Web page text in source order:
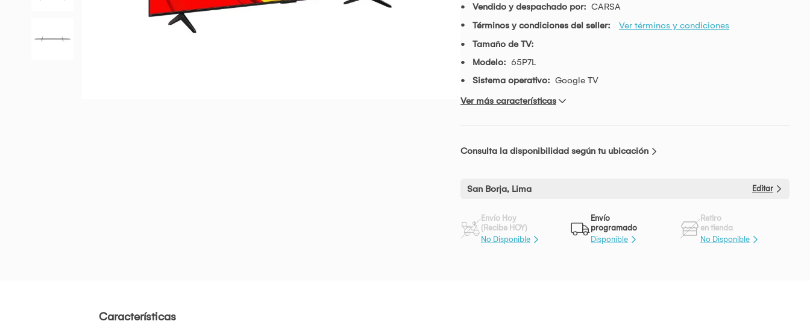
Vendido y despachado por: CARSA
Términos y condiciones del seller:
Ver términos y condiciones
Tamaño de TV:
Modelo: 65P7L
Sistema operativo: Google TV
Ver más características
Consulta la disponibilidad según tu ubicación
San Borja, Lima Editar
Envío Hoy
(Recibe HOY)
No Disponible
Envío
programado
Disponible
Retiro
en tienda
No Disponible
Características